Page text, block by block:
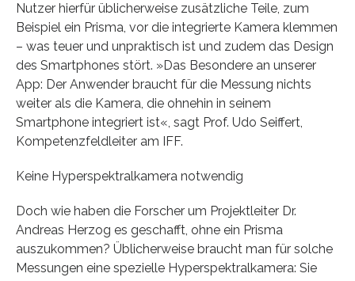
Nutzer hierfür üblicherweise zusätzliche Teile, zum
Beispiel ein Prisma, vor die integrierte Kamera klemmen
– was teuer und unpraktisch ist und zudem das Design
des Smartphones stört. »Das Besondere an unserer
App: Der Anwender braucht für die Messung nichts
weiter als die Kamera, die ohnehin in seinem
Smartphone integriert ist«, sagt Prof. Udo Seiffert,
Kompetenzfeldleiter am IFF.
Keine Hyperspektralkamera notwendig
Doch wie haben die Forscher um Projektleiter Dr.
Andreas Herzog es geschafft, ohne ein Prisma
auszukommen? Üblicherweise braucht man für solche
Messungen eine spezielle Hyperspektralkamera: Sie